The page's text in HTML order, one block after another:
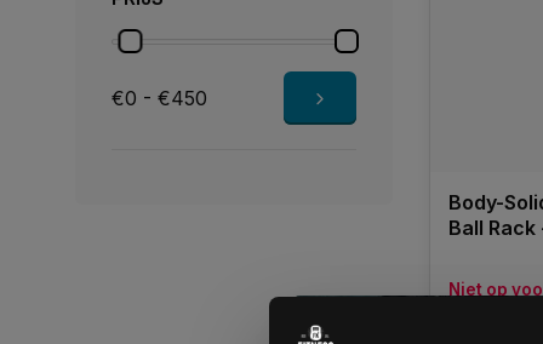
€0 - €450
Body-
Niet op